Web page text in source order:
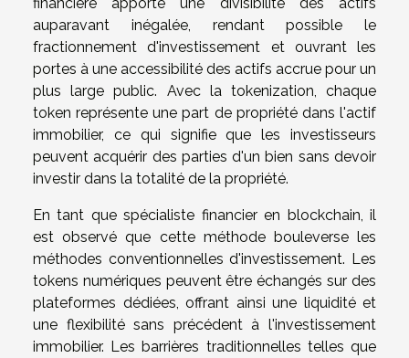
auparavant inégalée, rendant possible le
fractionnement d'investissement et ouvrant les
portes à une accessibilité des actifs accrue pour un
plus large public. Avec la tokenization, chaque
token représente une part de propriété dans l'actif
immobilier, ce qui signifie que les investisseurs
peuvent acquérir des parties d'un bien sans devoir
investir dans la totalité de la propriété.
En tant que spécialiste financier en blockchain, il
est observé que cette méthode bouleverse les
méthodes conventionnelles d'investissement. Les
tokens numériques peuvent être échangés sur des
plateformes dédiées, offrant ainsi une liquidité et
une flexibilité sans précédent à l'investissement
immobilier. Les barrières traditionnelles telles que